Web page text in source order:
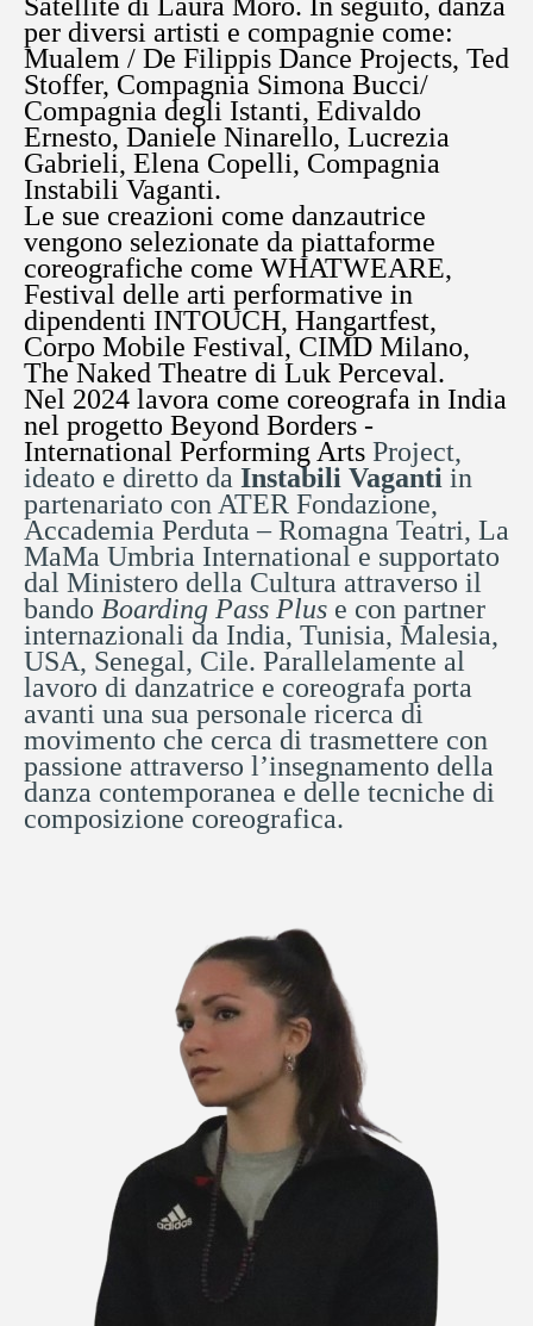
per diversi artisti e compagnie come:
Mualem / De Filippis Dance Projects, Ted
Stoffer, Compagnia Simona Bucci/
Compagnia degli Istanti, Edivaldo
Ernesto, Daniele Ninarello, Lucrezia
Gabrieli, Elena Copelli, Compagnia
Instabili Vaganti.
Le sue creazioni come danzautrice
vengono selezionate da piattaforme
coreografiche come WHATWEARE,
Festival delle arti performative in
dipendenti INTOUCH, Hangartfest,
Corpo Mobile Festival, CIMD Milano,
The Naked Theatre di Luk Perceval.
Nel 2024 lavora come coreografa in India
nel progetto Beyond Borders -
International Performing Arts Project,
ideato e diretto da Instabili Vaganti in
partenariato con ATER Fondazione,
Accademia Perduta – Romagna Teatri, La
MaMa Umbria International e supportato
dal Ministero della Cultura attraverso il
bando Boarding Pass Plus e con partner
internazionali da India, Tunisia, Malesia,
USA, Senegal, Cile. Parallelamente al
lavoro di danzatrice e coreografa porta
avanti una sua personale ricerca di
movimento che cerca di trasmettere con
passione attraverso l’insegnamento della
danza contemporanea e delle tecniche di
composizione coreografica.